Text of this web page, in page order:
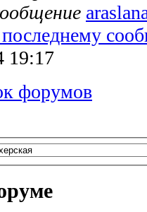
19:17
форумов